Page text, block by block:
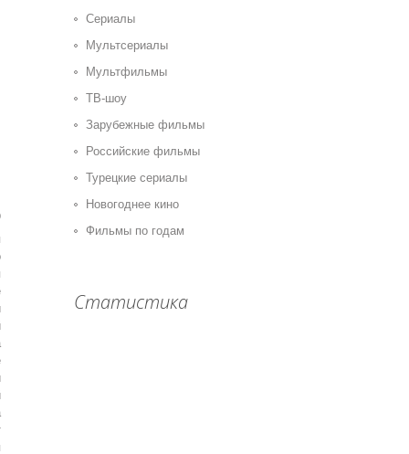
Сериалы
Мультсериалы
Мультфильмы
ТВ-шоу
Зарубежные фильмы
Российские фильмы
Турецкие сериалы
Новогоднее кино
Фильмы по годам
Статистика